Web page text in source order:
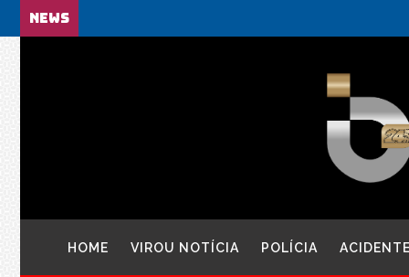
NEWS
HOME VIROU NOTÍCIA POLÍCIA